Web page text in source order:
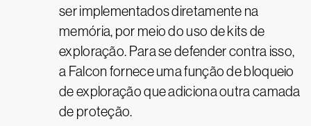
ser implementados diretamente na
memória, por meio do uso de kits de
exploração. Para se defender contra isso,
a Falcon fornece uma função de bloqueio
de exploração que adiciona outra camada
de proteção.